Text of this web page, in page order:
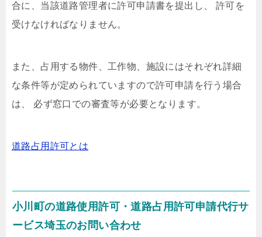
合に、当該道路管理者に許可申請書を提出し、 許可を
受けなければなりません。
また、占用する物件、工作物、施設にはそれぞれ詳細
な条件等が定められていますので許可申請を行う場合
は、 必ず窓口での審査等が必要となります。
道路占用許可とは
小川町の道路使用許可・道路占用許可申請代行サ
ービス埼玉のお問い合わせ